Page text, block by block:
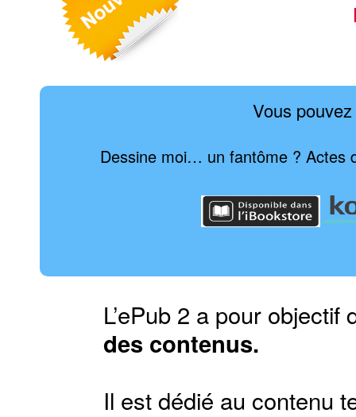
Vous
Dessine moi… un fantôme ? Actes
L’ePub 2 a pour
des contenus.
Il est dédié au contenu